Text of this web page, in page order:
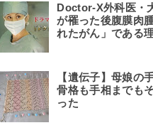
Doctor-X外科医・
が罹った後腹膜肉
れたがん」である
【遺伝子】母娘の
骨格も手相までも
った